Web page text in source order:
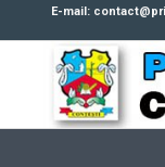
E-mail: